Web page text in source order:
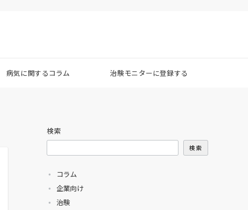
病気に関するコラム 治験モニターに登録する
検索
検索
コラム
企業向け
治験